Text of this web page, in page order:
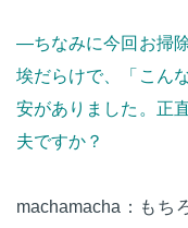
—ちなみに今回お掃
埃だらけで、「こん
安がありました。正
夫ですか？
machamacha：もち